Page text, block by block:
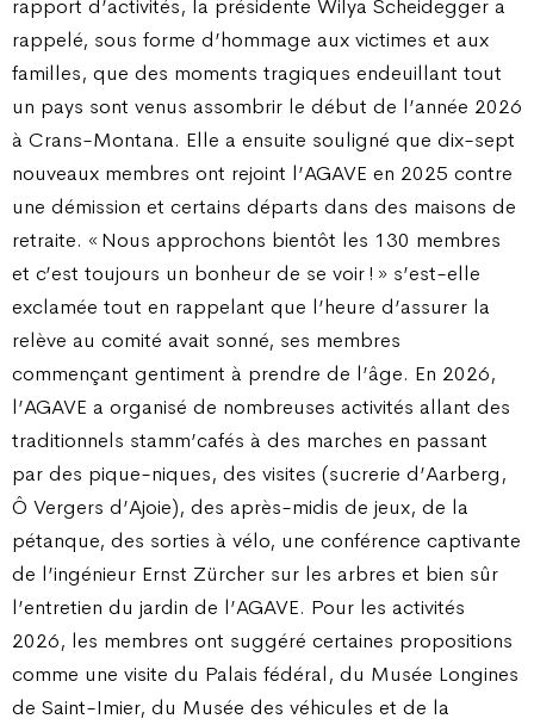
rapport d’activités, la présidente Wilya Scheidegger a
rappelé, sous forme d’hommage aux victimes et aux
familles, que des moments tragiques endeuillant tout
un pays sont venus assombrir le début de l’année 2026
à Crans-Montana. Elle a ensuite souligné que dix-sept
nouveaux membres ont rejoint l’AGAVE en 2025 contre
une démission et certains départs dans des maisons de
retraite. « Nous approchons bientôt les 130 membres
et c’est toujours un bonheur de se voir ! » s’est-elle
exclamée tout en rappelant que l’heure d’assurer la
relève au comité avait sonné, ses membres
commençant gentiment à prendre de l’âge. En 2026,
l’AGAVE a organisé de nombreuses activités allant des
traditionnels stamm’cafés à des marches en passant
par des pique-niques, des visites (sucrerie d’Aarberg,
Ô Vergers d’Ajoie), des après-midis de jeux, de la
pétanque, des sorties à vélo, une conférence captivante
de l’ingénieur Ernst Zürcher sur les arbres et bien sûr
l’entretien du jardin de l’AGAVE. Pour les activités
2026, les membres ont suggéré certaines propositions
comme une visite du Palais fédéral, du Musée Longines
de Saint-Imier, du Musée des véhicules et de la